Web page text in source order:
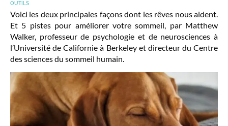
OUTILS
Voici les deux principales façons dont les rêves nous aident.
Et 5 pistes pour améliorer votre sommeil, par Matthew
Walker, professeur de psychologie et de neurosciences à
l’Université de Californie à Berkeley et directeur du Centre
des sciences du sommeil humain.